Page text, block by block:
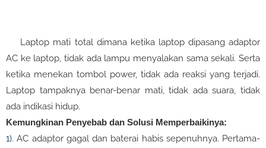
Laptop mati total dimana ketika laptop dipasang adaptor
AC ke laptop, tidak ada lampu menyalakan sama sekali. Serta
ketika menekan tombol power, tidak ada reaksi yang terjadi.
Laptop tampaknya benar-benar mati, tidak ada suara, tidak
ada indikasi hidup.
Kemungkinan Penyebab dan Solusi Memperbaikinya:
1). AC adaptor gagal dan baterai habis sepenuhnya. Pertama-